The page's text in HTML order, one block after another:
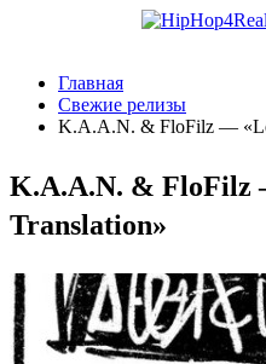
Главная
Свежие релизы
K.A.A.N. & FloFilz —
K.A.A.N. & FloFilz
Translation»